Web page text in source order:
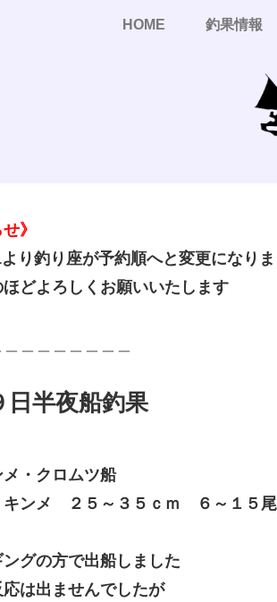
HOME 釣果情報
》
り釣り座が予約順へと変更になり
ほどよろしくお願いいたします
日半夜船釣果
・クロムツ船
ンメ ２５～３５ｃｍ ６～１５尾
グの方で出船しました
は出ませんでしたが